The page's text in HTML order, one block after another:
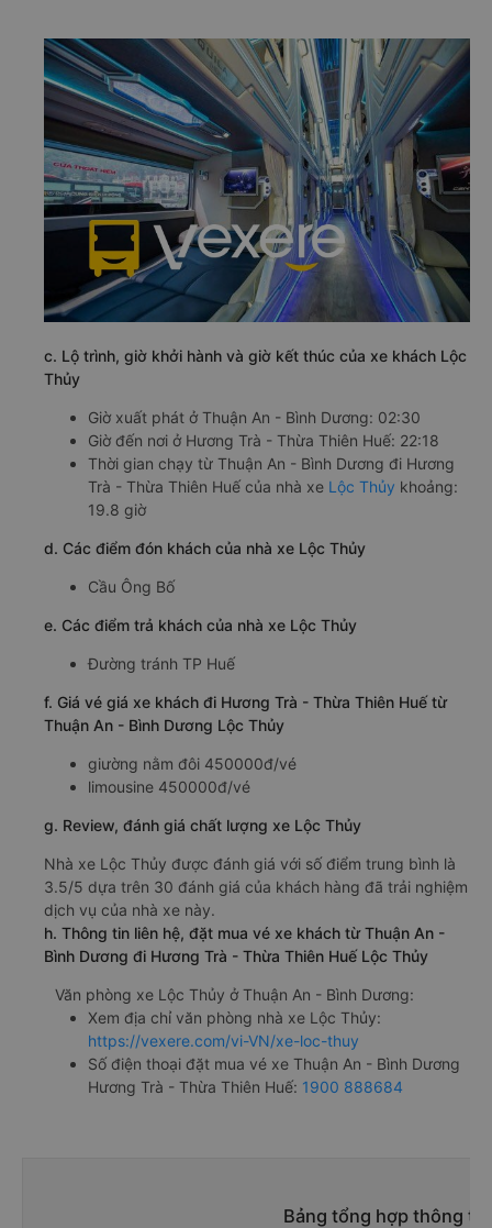
c. Lộ trình, giờ khởi hành và giờ kết thúc của xe khách Lộc
Thủy
Giờ xuất phát ở Thuận An - Bình Dương: 02:30
Giờ đến nơi ở Hương Trà - Thừa Thiên Huế: 22:18
Thời gian chạy từ Thuận An - Bình Dương đi Hương
Trà - Thừa Thiên Huế của nhà xe Lộc Thủy khoảng:
19.8 giờ
d. Các điểm đón khách của nhà xe Lộc Thủy
Cầu Ông Bố
e. Các điểm trả khách của nhà xe Lộc Thủy
Đường tránh TP Huế
f. Giá vé giá xe khách đi Hương Trà - Thừa Thiên Huế từ
Thuận An - Bình Dương Lộc Thủy
giường nằm đôi 450000đ/vé
limousine 450000đ/vé
g. Review, đánh giá chất lượng xe Lộc Thủy
Nhà xe Lộc Thủy được đánh giá với số điểm trung bình là
3.5/5 dựa trên 30 đánh giá của khách hàng đã trải nghiệm
dịch vụ của nhà xe này.
h. Thông tin liên hệ, đặt mua vé xe khách từ Thuận An -
Bình Dương đi Hương Trà - Thừa Thiên Huế Lộc Thủy
Văn phòng xe Lộc Thủy ở Thuận An - Bình Dương:
Xem địa chỉ văn phòng nhà xe Lộc Thủy:
https://vexere.com/vi-VN/xe-loc-thuy
Số điện thoại đặt mua vé xe Thuận An - Bình Dương
Hương Trà - Thừa Thiên Huế: 1900 888684
Bảng tổng hợp thông